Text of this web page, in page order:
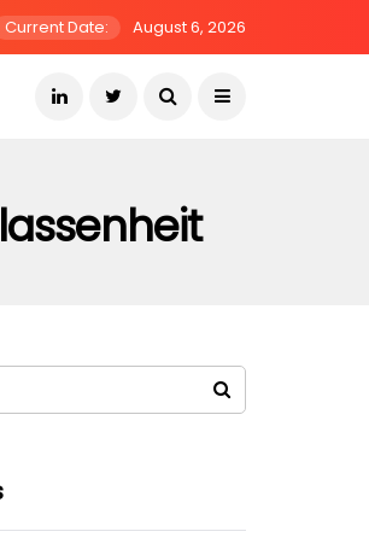
Current Date: August 6, 2026